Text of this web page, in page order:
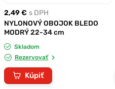
2,49 € s DPH
NYLONOVÝ OBOJOK BLEDO
MODRÝ 22-34 cm
Skladom
Rezervovať
Kúpiť